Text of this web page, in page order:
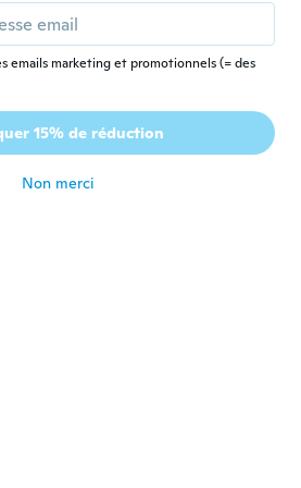
2019 · 765
2019 · 115 avis · 3 chargements
emails marketing et promotionnels (= des
15% de réduction
Non merci